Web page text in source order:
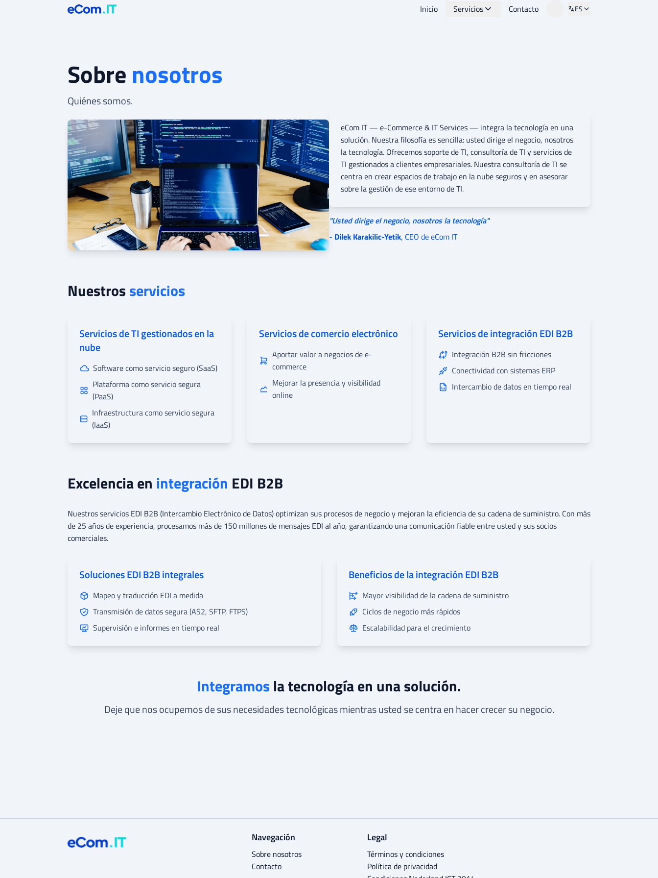
Inicio Servicios Contacto Change language
ES
Sobre nosotros
Quiénes somos.
eCom IT — e-Commerce & IT Services — integra la tecnología en una
solución. Nuestra filosofía es sencilla: usted dirige el negocio, nosotros
la tecnología. Ofrecemos soporte de TI, consultoría de TI y servicios de
TI gestionados a clientes empresariales. Nuestra consultoría de TI se
centra en crear espacios de trabajo en la nube seguros y en asesorar
sobre la gestión de ese entorno de TI.
"Usted dirige el negocio, nosotros la tecnología"
- Dilek Karakilic-Yetik, CEO de eCom IT
Nuestrosservicios
Servicios de TI gestionados en la
nube
Software como servicio seguro (SaaS)
Plataforma como servicio segura
(PaaS)
Infraestructura como servicio segura
(IaaS)
Servicios de comercio electrónico
Aportar valor a negocios de e-
commerce
Mejorar la presencia y visibilidad
online
Servicios de integración EDI B2B
Integración B2B sin fricciones
Conectividad con sistemas ERP
Intercambio de datos en tiempo real
Excelencia en integración EDI B2B
Nuestros servicios EDI B2B (Intercambio Electrónico de Datos) optimizan sus procesos de negocio y mejoran la eficiencia de su cadena de suministro. Con más
de 25 años de experiencia, procesamos más de 150 millones de mensajes EDI al año, garantizando una comunicación fiable entre usted y sus socios
comerciales.
Soluciones EDI B2B integrales
Mapeo y traducción EDI a medida
Transmisión de datos segura (AS2, SFTP, FTPS)
Supervisión e informes en tiempo real
Beneficios de la integración EDI B2B
Mayor visibilidad de la cadena de suministro
Ciclos de negocio más rápidos
Escalabilidad para el crecimiento
Integramos la tecnología en una solución.
Deje que nos ocupemos de sus necesidades tecnológicas mientras usted se centra en hacer crecer su negocio.
Navegación
Sobre nosotros
Contacto
Legal
Términos y condiciones
Política de privacidad